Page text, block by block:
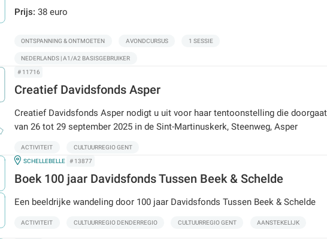
Prijs: 38 euro
ONTSPANNING & ONTMOETEN AVONDCURSUS 1 SESSIE
NEDERLANDS | A1/A2 BASISGEBRUIKER
# 11716
Creatief Davidsfonds Asper
Creatief Davidsfonds Asper nodigt u uit voor haar tentoonstelling die doorgaat
van 26 tot 29 september 2025 in de Sint-Martinuskerk, Steenweg, Asper
ACTIVITEIT CULTUURREGIO GENT
IN
SCHELLEBELLE # 13877
Boek 100 jaar Davidsfonds Tussen Beek & Schelde
Een beeldrijke wandeling door 100 jaar Davidsfonds Tussen Beek & Schelde
ACTIVITEIT CULTUURREGIO DENDERREGIO CULTUURREGIO GENT AANSTEKELIJK